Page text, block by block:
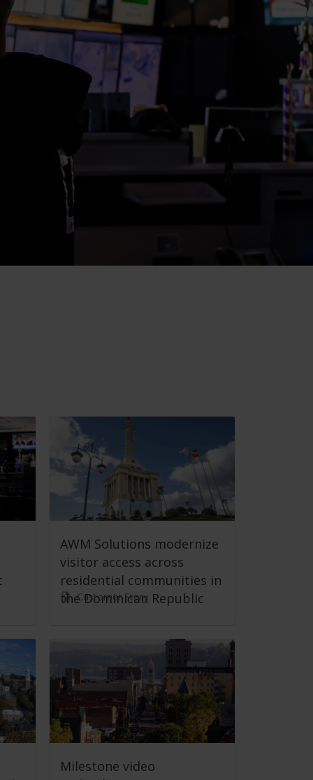
AWM Solutions modernize
visitor access across
residential communities in
the Dominican Republic
Customer Story
Milestone video